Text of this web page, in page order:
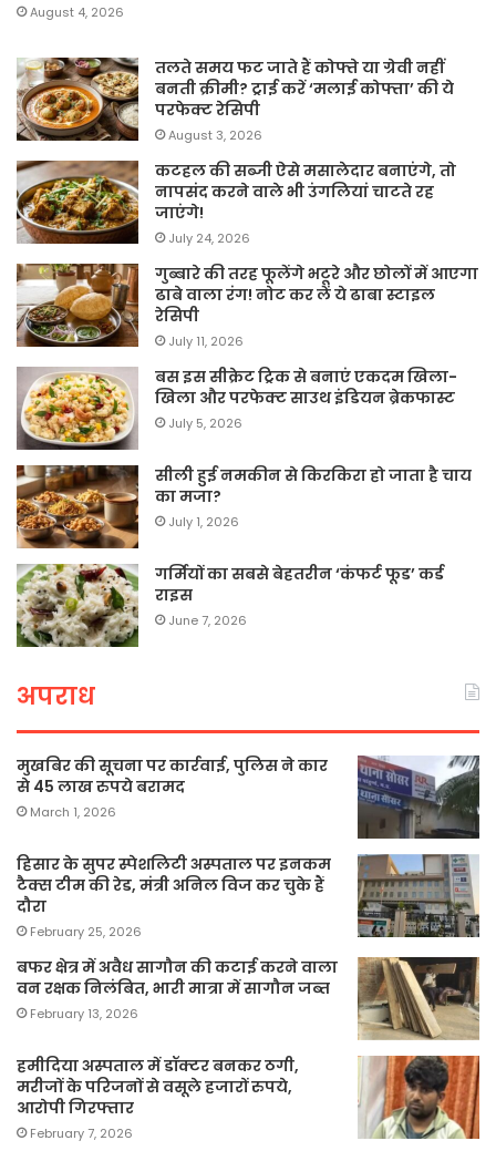
August 4, 2026
तलते समय फट जाते हैं कोफ्ते या ग्रेवी नहीं
बनती क्रीमी? ट्राई करें ‘मलाई कोफ्ता’ की ये
परफेक्ट रेसिपी
August 3, 2026
कटहल की सब्जी ऐसे मसालेदार बनाएंगे, तो
नापसंद करने वाले भी उंगलियां चाटते रह
जाएंगे!
July 24, 2026
गुब्बारे की तरह फूलेंगे भटूरे और छोलों में आएगा
ढाबे वाला रंग! नोट कर लें ये ढाबा स्टाइल
रेसिपी
July 11, 2026
बस इस सीक्रेट ट्रिक से बनाएं एकदम खिला-
खिला और परफेक्ट साउथ इंडियन ब्रेकफास्ट
July 5, 2026
सीली हुई नमकीन से किरकिरा हो जाता है चाय
का मजा?
July 1, 2026
गर्मियों का सबसे बेहतरीन ‘कंफर्ट फूड’ कर्ड
राइस
June 7, 2026
अपराध
मुखबिर की सूचना पर कार्रवाई, पुलिस ने कार
से 45 लाख रुपये बरामद
March 1, 2026
हिसार के सुपर स्पेशलिटी अस्पताल पर इनकम
टैक्स टीम की रेड, मंत्री अनिल विज कर चुके हैं
दौरा
February 25, 2026
बफर क्षेत्र में अवैध सागौन की कटाई करने वाला
वन रक्षक निलंबित, भारी मात्रा में सागौन जब्त
February 13, 2026
हमीदिया अस्पताल में डॉक्टर बनकर ठगी,
मरीजों के परिजनों से वसूले हजारों रुपये,
आरोपी गिरफ्तार
February 7, 2026